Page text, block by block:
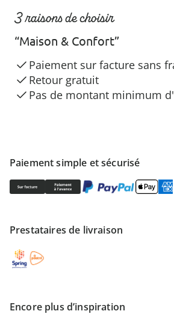
Paiement simple et sécurisé
Prestataires de livraison
Encore plus d’inspiration
3 raisons de choisir
“Maison & Confort”
Paiement sur facture sans
Retour gratuit
Pas de montant minimum